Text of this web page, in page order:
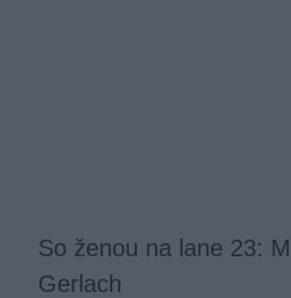
So ženou na lane 23:
Gerlach